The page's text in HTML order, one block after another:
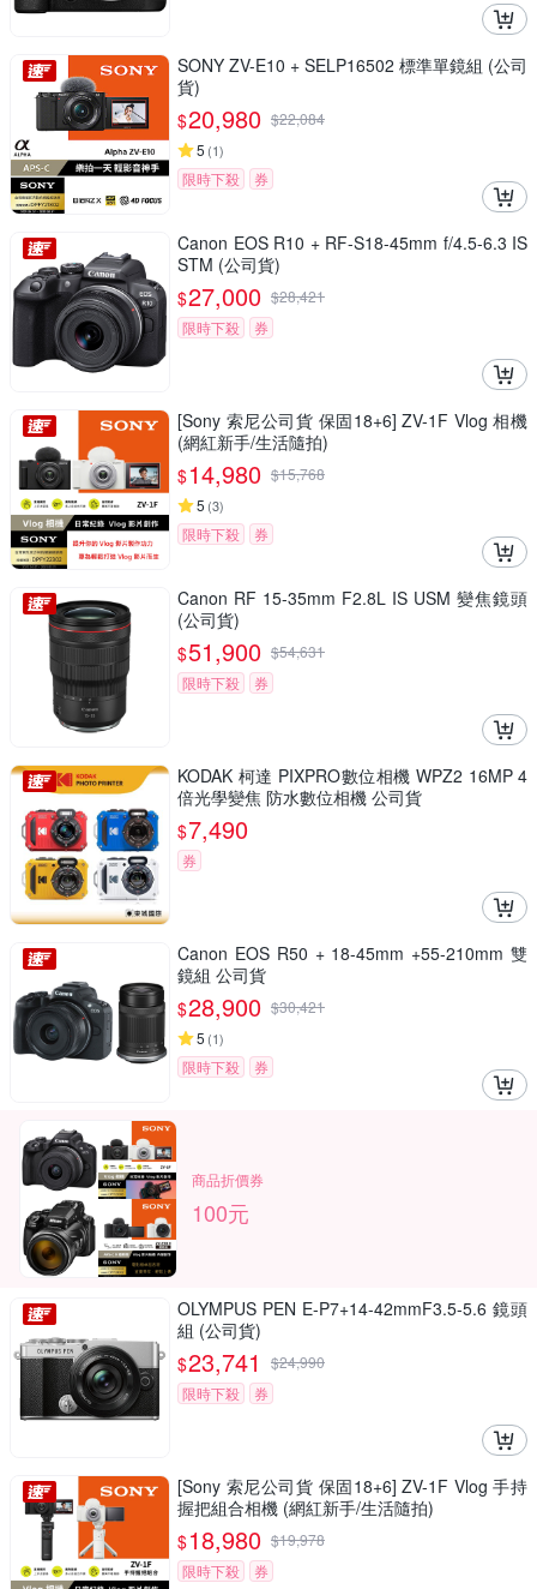
SONY ZV-E10 + SELP16502 標準單鏡組 (公司
貨)
$20,980 $22,084
5 (1)
限時下殺 券
Canon EOS R10 + RF-S18-45mm f/4.5-6.3 IS
STM (公司貨)
$27,000 $28,421
限時下殺
券
[Sony 索尼公司貨 保固18+6] ZV-1F Vlog 相機
(網紅新手/生活隨拍)
$14,980 $15,768
5 (3)
限時下殺 券
Canon RF 15-35mm F2.8L IS USM 變焦鏡頭
(公司貨)
$51,900 $54,631
限時下殺
券
KODAK 柯達 PIXPRO數位相機 WPZ2 16MP 4
倍光學變焦 防水數位相機 公司貨
$7,490
券
Canon EOS R50 + 18-45mm +55-210mm 雙
鏡組 公司貨
$28,900 $30,421
5 (1)
限時下殺 券
商品折價券
100元
OLYMPUS PEN E-P7+14-42mmF3.5-5.6 鏡頭
組 (公司貨)
$23,741 $24,990
限時下殺
券
[Sony 索尼公司貨 保固18+6] ZV-1F Vlog 手持
握把組合相機 (網紅新手/生活隨拍)
$18,980 $19,978
限時下殺
券